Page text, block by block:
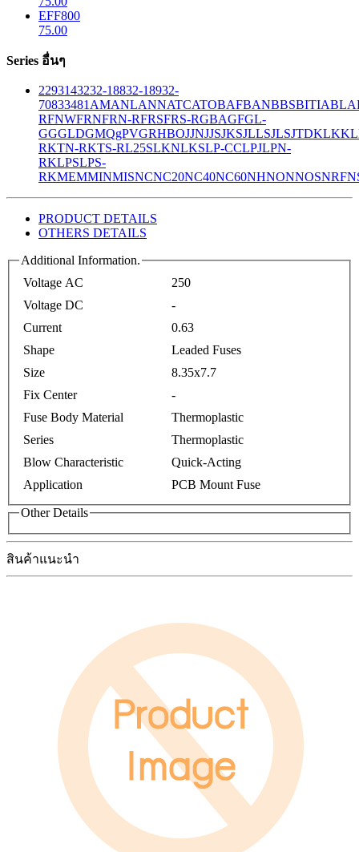
EFF800
75.00
Series อื่นๆ
2293143232-18832-18932-
70833481 AMANLANNATCATOBAFBANBBSBITIABLA
RFNWFRNFRN-RFRSFRS-RGBAGFGL-
GGGLDGMQgPVGRHBOJJNJJSJKSJLLSJLSJTDKLK
RKTN-RKTS-RL25SLKNLKSLP-CCLPJLPN-
RKLPSLPS-
RKMEMMINMISNCNC20NC40NC60NHNONNOSNRF
PRODUCT DETAILS
OTHERS DETAILS
Additional Information.
Voltage AC
250
Voltage DC
-
Current
0.63
Shape
Leaded Fuses
Size
8.35x7.7
Fix Center
-
Fuse Body Material
Thermoplastic
Series
Thermoplastic
Blow Characteristic
Quick-Acting
Application
PCB Mount Fuse
Other Details
สินค้าแนะนำ